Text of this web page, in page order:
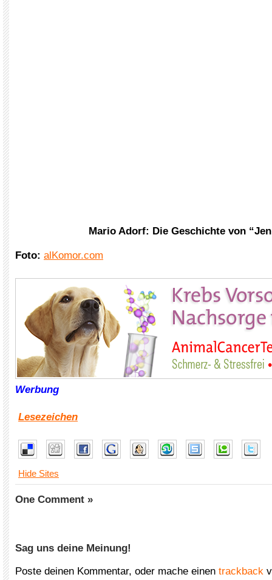
Mario Adorf: Die Geschichte von
Foto: alKomor.com
Werbung
Lesezeichen
Hide Sites
One Comment »
Sag uns deine Meinung!
Poste deinen Kommentar, oder mache einen trackback